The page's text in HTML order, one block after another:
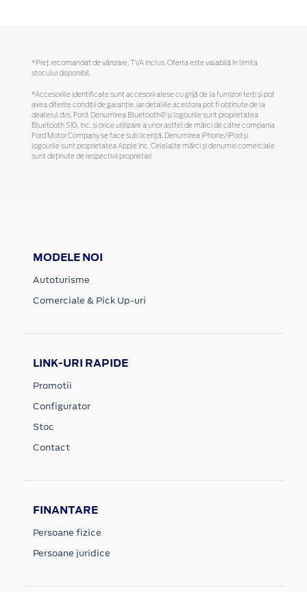
*Preţ recomandat de vânzare, TVA inclus. Oferta este valabilă în limita
stocului disponibil.
*Accesoriile identificate sunt accesorii alese cu grijă de la furnizori terți și pot
avea diferite condiții de garanție, iar detaliile acestora pot fi obținute de la
dealerul dvs. Ford. Denumirea Bluetooth® și logourile sunt proprietatea
Bluetooth SIG, Inc. și orice utilizare a unor astfel de mărci de către compania
Ford Motor Company se face sub licență. Denumirea iPhone/iPod și
logourile sunt proprietatea Apple Inc. Celelalte mărci și denumiri comerciale
sunt deținute de respectivii proprietari.
MODELE NOI
Autoturisme
Comerciale & Pick Up-uri
LINK-URI RAPIDE
Promotii
Configurator
Stoc
Contact
FINANTARE
Persoane fizice
Persoane juridice